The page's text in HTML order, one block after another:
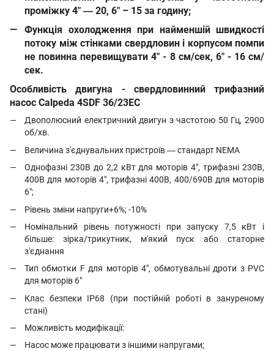
проміжку 4" ― 20, 6" – 15 за годину;
Функція охолодження при найменшій швидкості
потоку між стінками свердловин і корпусом помпи
не повинна перевищувати 4" - 8 см/сек, 6" - 16 см/
сек.
Особливість двигуна - свердловинний трифазний
насос Calpeda 4SDF 36/23EC
Двополюсний електричний двигун з частотою 50 Гц, 2900
об/хв.
Величина з'єднувальних пристроїв ― стандарт NEMA
Однофазні 230В до 2,2 кВт для моторів 4", трифазні 230В,
400В для моторів 4", трифазні 400В, 400/690В для моторів
6";
Рівень зміни напруги+6%; -10%
Номінальний рівень потужності при запуску 7,5 кВт і
більше: зірка/трикутник, м'який пуск або статорне
з'єднання
Тип обмотки F для моторів 4", обмотувальні дроти з PVC
для моторів 6"
Клас безпеки IP68 (при постійній роботі в зануреному
стані)
Можливість модифікації:
Насос може працювати з іншими напругами;